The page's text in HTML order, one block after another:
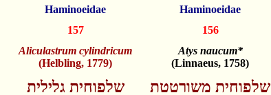
Haminoeidae Haminoeidae
157 156
Aliculastrum cylindricum
(Helbling, 1779)
Atys naucum*
(Linnaeus, 1758)
שלפוחית גלילית שלפוחית משורטטת